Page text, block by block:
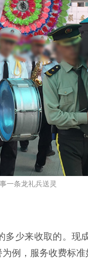
一条龙礼兵送灵
多少来收取的。现
例，服务收费标准